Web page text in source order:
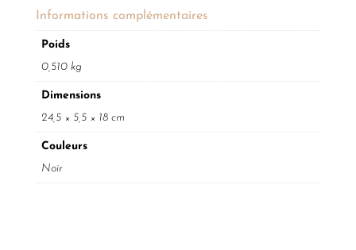
Informations complémentaires
Poids
0,510 kg
Dimensions
24,5 × 5,5 × 18 cm
Couleurs
Noir